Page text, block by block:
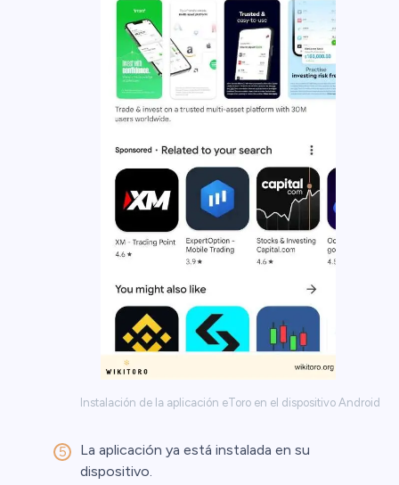
Instalación de la aplicación eToro en el dispositivo Android
La aplicación ya está instalada en su
dispositivo.